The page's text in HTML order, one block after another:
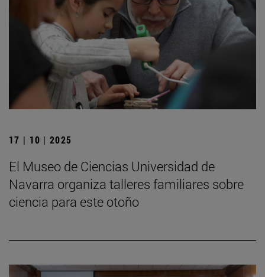
17 | 10 | 2025
El Museo de Ciencias Universidad de
Navarra organiza talleres familiares sobre
ciencia para este otoño